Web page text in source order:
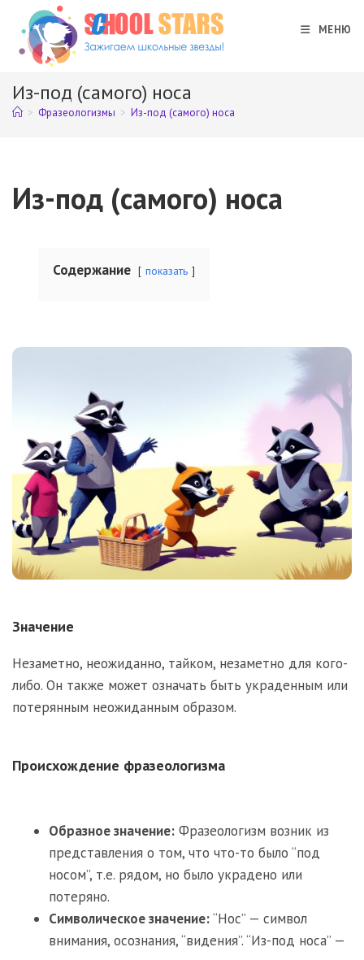
Перейти
содержимому
МЕНЮ
Из-под (самого) носа
> Фразеологизмы > Из-под (самого) носа
Из-под (самого) носа
Содержание показать
Значение
Незаметно, неожиданно, тайком, незаметно для кого-
либо. Он также может означать быть украденным или
потерянным неожиданным образом.
Происхождение фразеологизма
Образное значение: Фразеологизм возник из
представления о том, что что-то было “под
носом”, т.е. рядом, но было украдено или
потеряно.
Символическое значение:“Нос” — символ
внимания, осознания, “видения”. “Из-под носа” —